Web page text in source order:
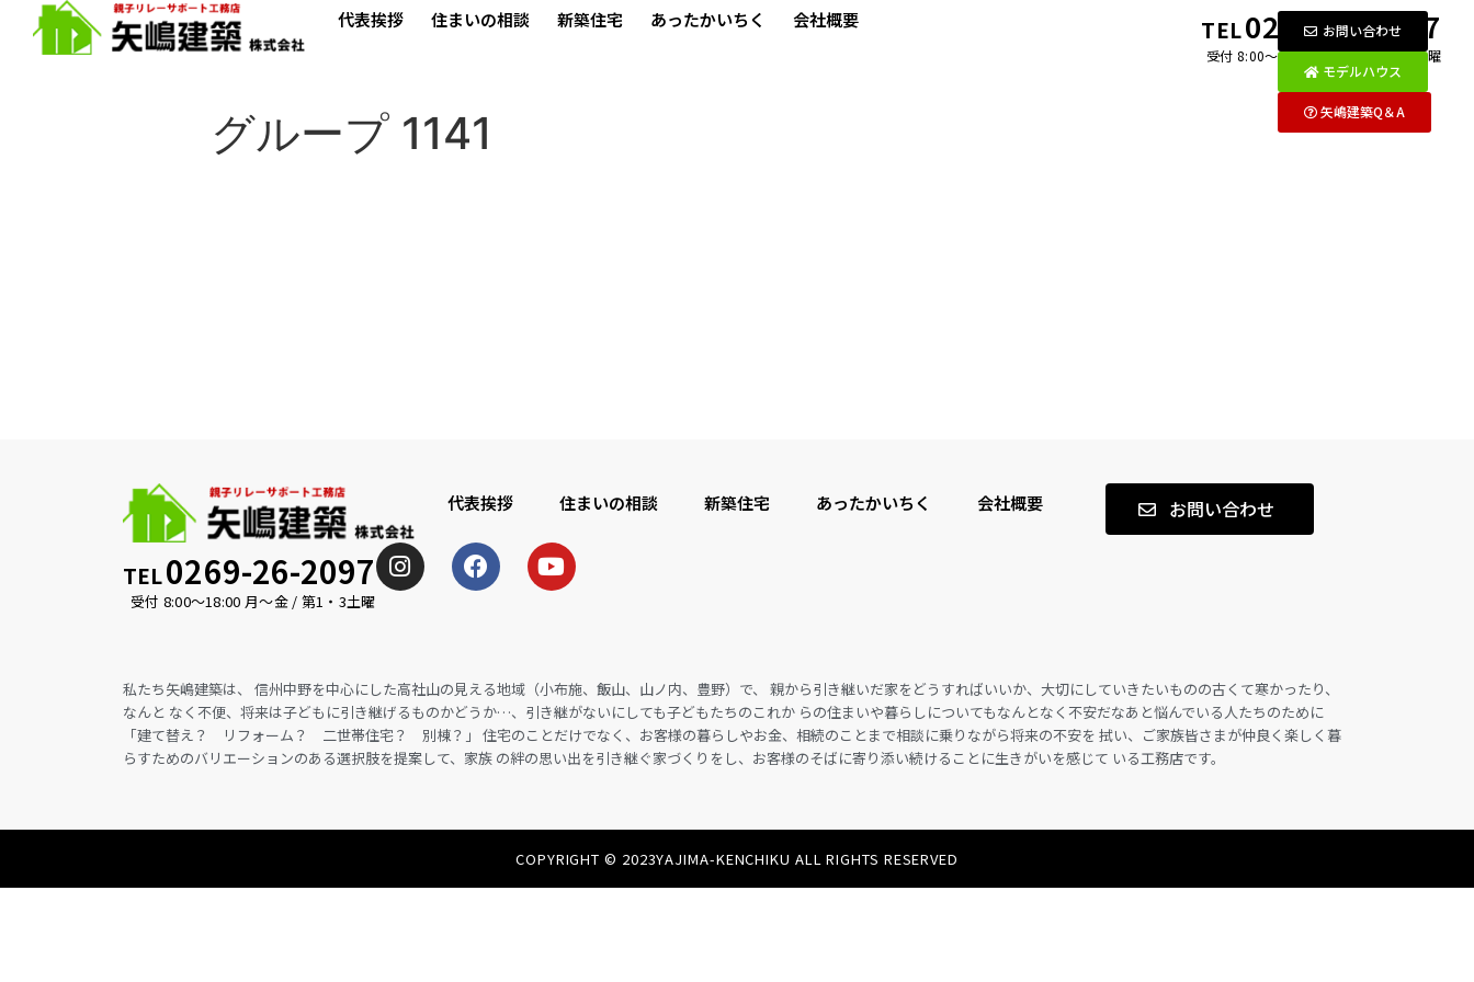
代表挨拶 住まいの相談 新築住宅 あったかいちく 会社概要 TEL0269-26-2097
受付 8:00〜18:00 月〜金 / 第1・3土曜
グループ 1141
代表挨拶 住まいの相談 新築住宅 あったかいちく 会社概要 お問い合わせ
TEL0269-26-2097
受付 8:00〜18:00 月〜金 / 第1・3土曜
私たち矢嶋建築は、 信州中野を中心にした高社山の見える地域（小布施、飯山、山ノ内、豊野）で、 親から引き継いだ家をどうすればいいか、大切にしていきたいものの古くて寒かったり、
なんと なく不便、将来は子どもに引き継げるものかどうか…、引き継がないにしても子どもたちのこれか らの住まいや暮らしについてもなんとなく不安だなあと悩んでいる人たちのために
「建て替え？ リフォーム？ 二世帯住宅？ 別棟？」 住宅のことだけでなく、お客様の暮らしやお金、相続のことまで相談に乗りながら将来の不安を 拭い、ご家族皆さまが仲良く楽しく暮
らすためのバリエーションのある選択肢を提案して、家族 の絆の思い出を引き継ぐ家づくりをし、お客様のそばに寄り添い続けることに生きがいを感じて いる工務店です。
COPYRIGHT © 2023YAJIMA-KENCHIKU ALL RIGHTS RESERVED
お問い合わせ
モデルハウス
矢嶋建築Q＆A